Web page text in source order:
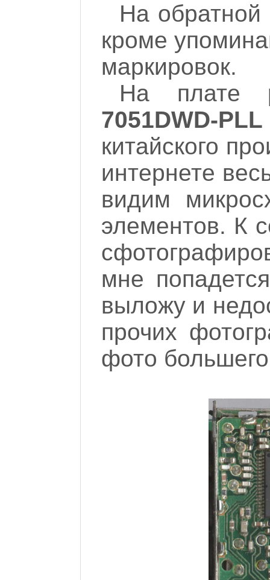
На обратной
кроме
маркировок.
На плате
7051DWD-PLL
китайского
интернете
видим
элементов. К
мне
выложу и
прочих
фото